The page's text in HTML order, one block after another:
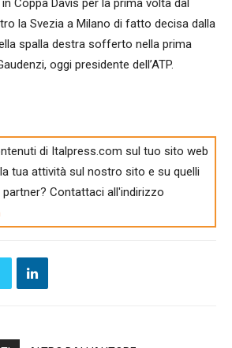
Coppa Davis per la prima volta dal
la Svezia a Milano di fatto decisa dalla
spalla destra sofferto nella prima
oggi presidente dell’ATP.
di Italpress.com sul tuo sito web
tua attività sul nostro sito e su quelli
Contattaci all'indirizzo